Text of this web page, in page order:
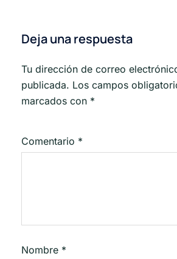
Deja una respuesta
Tu dirección de correo
publicada. Los campos
marcados con *
Comentario *
Nombre *